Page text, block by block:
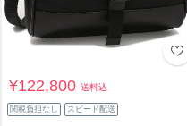
¥122,800送料込
関税負担なし スピード配送